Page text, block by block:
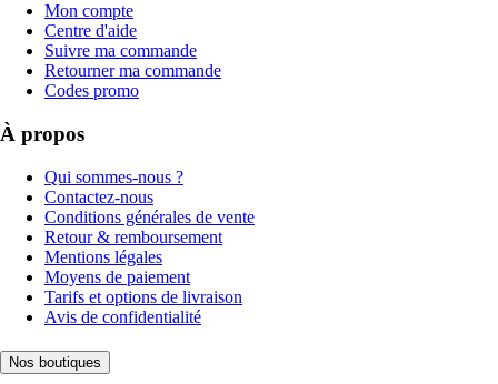
Mon compte
Centre d'aide
Suivre ma commande
Retourner ma commande
Codes promo
À propos
Qui sommes-nous ?
Contactez-nous
Conditions générales de vente
Retour & remboursement
Mentions légales
Moyens de paiement
Tarifs et options de livraison
Avis de confidentialité
Nos boutiques